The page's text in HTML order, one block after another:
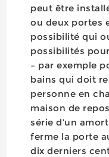
peut être
ou deux portes
possibilité qui
possibilités
– par exemple
bains qui doit
personne en
maison de
série d’un
ferme la porte
dix derniers